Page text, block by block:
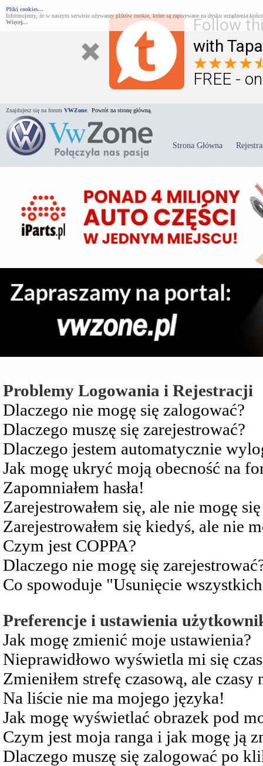
Follow
with
FREE -
Pliki cookies...
Informujemy, że w naszym serwisie używamy plików cookie, które są zapisywane na dysku urządzenia
Więcej...
Znajdujesz się na forum VWZone Powrót na stronę główną.
Strona Główna
Problemy Logowania i Rejestracji
Dlaczego nie mogę się zalogować?
Dlaczego muszę się zarejestrować?
Dlaczego jestem automatycznie
Jak mogę ukryć moją obecność na
Zapomniałem hasła!
Zarejestrowałem się, ale nie mogę
Zarejestrowałem się kiedyś, ale nie
Czym jest COPPA?
Dlaczego nie mogę się
Co spowoduje "Usunięcie
Preferencje i ustawienia
Jak mogę zmienić moje ustawienia?
Nieprawidłowo wyświetla mi się
Zmieniłem strefę czasową, ale czasy
Na liście nie ma mojego języka!
Jak mogę wyświetlać obrazek pod
Czym jest moja ranga i jak mogę ją
Dlaczego muszę się zalogować po